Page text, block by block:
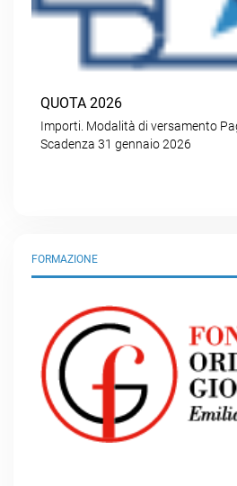
QUOTA 2026
Importi. Modalità di versamento
Scadenza 31 gennaio 2026
FORMAZIONE